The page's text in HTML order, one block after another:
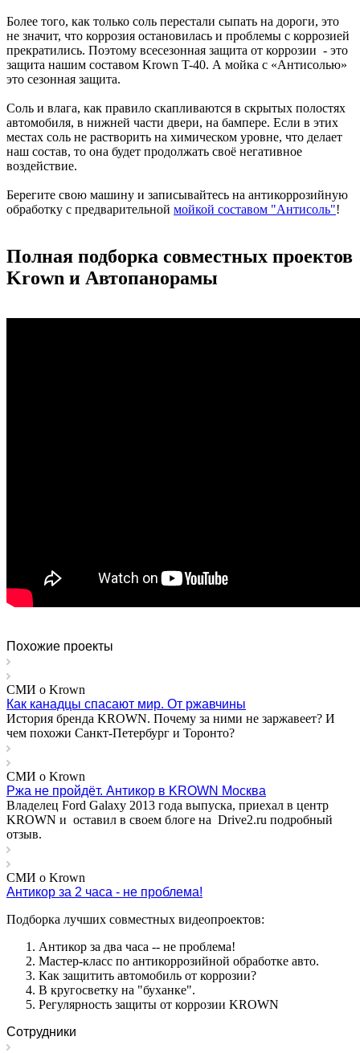
Более того, как только соль перестали сыпать на дороги, это
не значит, что коррозия остановилась и проблемы с коррозией
прекратились. Поэтому всесезонная защита от коррозии - это
защита нашим составом Krown T-40. А мойка с «Антисолью»
это сезонная защита.
Соль и влага, как правило скапливаются в скрытых полостях
автомобиля, в нижней части двери, на бампере. Если в этих
местах соль не растворить на химическом уровне, что делает
наш состав, то она будет продолжать своё негативное
воздействие.
Берегите свою машину и записывайтесь на антикоррозийную
обработку с предварительной мойкой составом "Антисоль"!
Полная подборка совместных проектов
Krown и Автопанорамы
Похожие проекты
СМИ о Krown
Как канадцы спасают мир. От ржавчины
История бренда KROWN. Почему за ними не заржавеет? И
чем похожи Санкт-Петербург и Торонто?
СМИ о Krown
Ржа не пройдёт. Антикор в KROWN Москва
Владелец Ford Galaxy 2013 года выпуска, приехал в центр
KROWN и оставил в своем блоге на Drive2.ru подробный
отзыв.
СМИ о Krown
Антикор за 2 часа - не проблема!
Подборка лучших совместных видеопроектов:
Антикор за два часа -- не проблема!
Мастер-класс по антикоррозийной обработке авто.
Как защитить автомобиль от коррозии?
В кругосветку на "буханке".
Регулярность защиты от коррозии KROWN
Сотрудники